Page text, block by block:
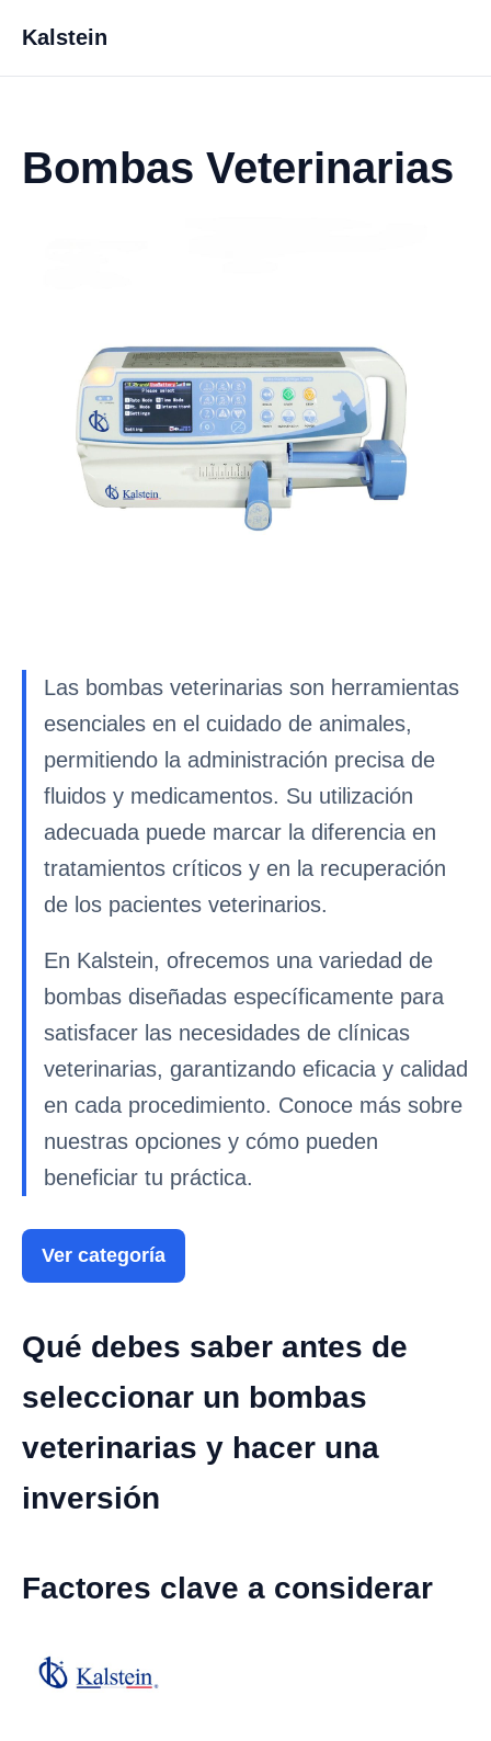
Kalstein
Bombas Veterinarias
Las bombas veterinarias son herramientas
esenciales en el cuidado de animales,
permitiendo la administración precisa de
fluidos y medicamentos. Su utilización
adecuada puede marcar la diferencia en
tratamientos críticos y en la recuperación
de los pacientes veterinarios.
En Kalstein, ofrecemos una variedad de
bombas diseñadas específicamente para
satisfacer las necesidades de clínicas
veterinarias, garantizando eficacia y calidad
en cada procedimiento. Conoce más sobre
nuestras opciones y cómo pueden
beneficiar tu práctica.
Ver categoría
Qué debes saber antes de
seleccionar un bombas
veterinarias y hacer una
inversión
Factores clave a considerar